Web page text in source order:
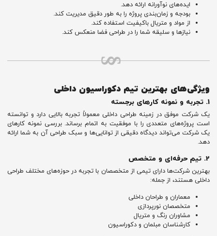
ایده‌های نوآورانه ارائه دهد.
بودجه و زمان‌بندی پروژه را به طور دقیق مدیریت کند.
از مواد و متریال باکیفیت استفاده کند.
نیازها و سلیقه شما را در طراحی فضا منعکس کند.
ویژگی‌های بهترین تیم دکوراسیون داخلی
1. تجربه و نمونه کارهای برجسته
یک شرکت موفق در زمینه طراحی داخلی معمولاً تجربه بالایی دارد و توانسته
است پروژه‌های متعددی را با موفقیت به اتمام برساند. بررسی نمونه کارهای
یک شرکت می‌تواند دیدگاه دقیقی از توانایی‌ها و سبک طراحی آن به شما ارائه
دهد.
2. تیم حرفه‌ای و متخصص
بهترین شرکت‌ها دارای تیمی از متخصصان با تجربه در حوزه‌های مختلف طراحی
داخلی هستند، از جمله:
معماران و طراحان داخلی
متخصصان نورپردازی
مشاوران رنگ و متریال
کارشناسان مبلمان و دکوراسیون